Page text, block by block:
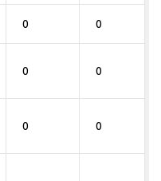
0 0
0 0
0 0